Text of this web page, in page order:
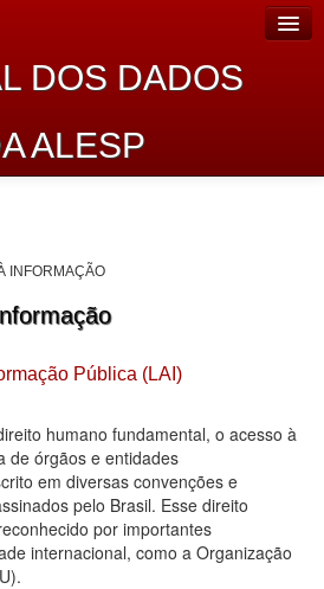
DOS DADOS
ALESP
Abertos
INFORMAÇÃO
Pública (LAI)
humano fundamental, o acesso à
de órgãos e entidades
em diversas convenções e
pelo Brasil. Esse direito
por importantes
internacional, como a Organização